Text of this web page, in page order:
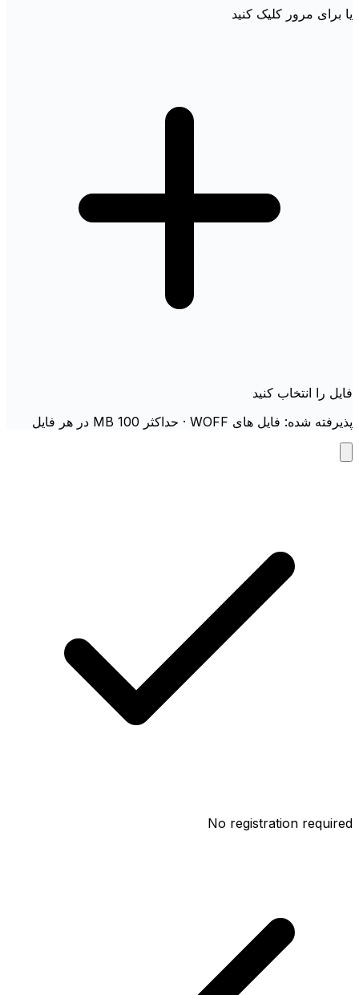
یا برای مرور کلیک کنید
فایل را انتخاب کنید
پذیرفته شده: فایل های WOFF · حداکثر 100 MB در هر فایل
No registration required